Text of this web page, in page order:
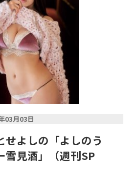
03月03日
せよしの「よしのう
雪見酒」（週刊SP